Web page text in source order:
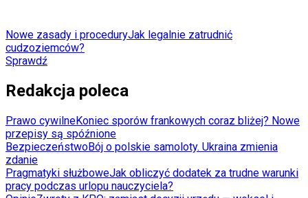
Nowe zasady i proceduryJak legalnie zatrudnić
cudzoziemców?
Sprawdź
Redakcja poleca
Prawo cywilneKoniec sporów frankowych coraz bliżej? Nowe
przepisy są spóźnione
BezpieczeństwoBój o polskie samoloty. Ukraina zmienia
zdanie
Pragmatyki służboweJak obliczyć dodatek za trudne warunki
pracy podczas urlopu nauczyciela?